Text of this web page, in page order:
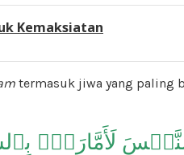
Kemaksiatan
termasuk jiwa yang paling
لَأَمَّارَةُۢ